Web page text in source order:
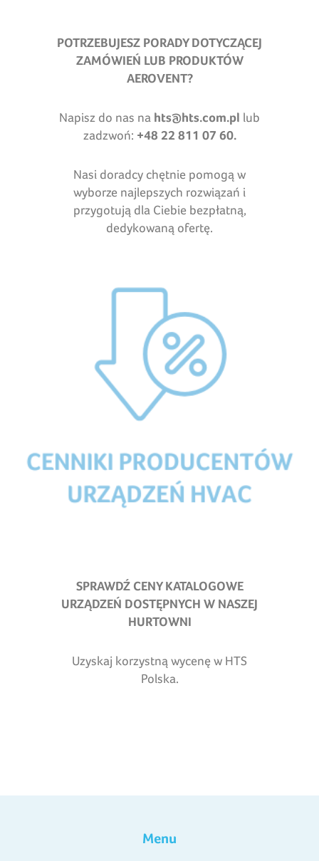
POTRZEBUJESZ PORADY DOTYCZĄCEJ
ZAMÓWIEŃ LUB PRODUKTÓW
AEROVENT?
Napisz do nas na hts@hts.com.pl lub
zadzwoń: +48 22 811 07 60.
Nasi doradcy chętnie pomogą w
wyborze najlepszych rozwiązań i
przygotują dla Ciebie bezpłatną,
dedykowaną ofertę.
SPRAWDŹ CENY KATALOGOWE
URZĄDZEŃ DOSTĘPNYCH W NASZEJ
HURTOWNI
Uzyskaj korzystną wycenę w HTS
Polska.
Menu